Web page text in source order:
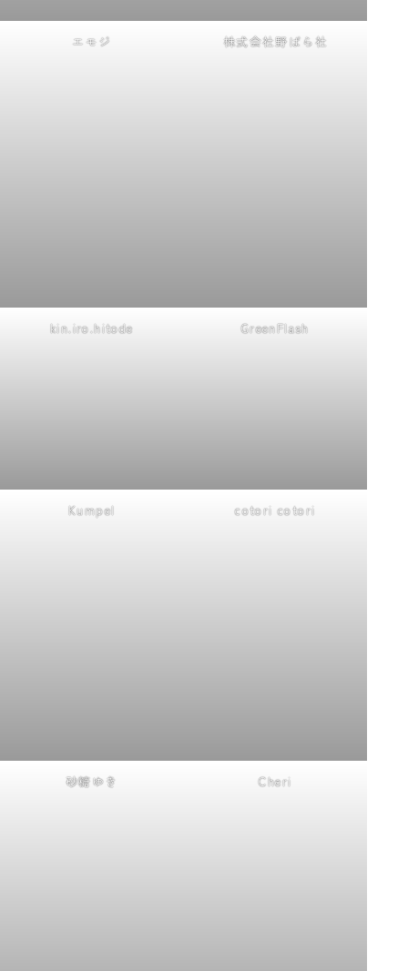
エモジ 株式会社野ばら社
kin.iro.hitode GreenFlash
Kumpel cotori cotori
砂糖ゆき Cheri